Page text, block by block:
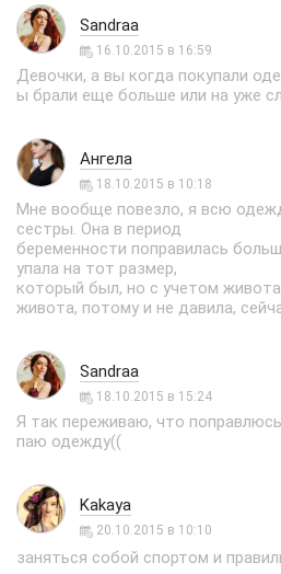
Sandraa
16.10.2015 в 16:59
Девочки, а вы когда покупали
ы брали еще больше или на уже
Ангела
18.10.2015 в 10:18
Мне вообще повезло, я всю
сестры. Она в период
беременности поправилась
упала на тот размер,
который был, но с учетом
живота, потому и не давила,
Sandraa
18.10.2015 в 15:24
Я так переживаю, что
паю одежду((
Kakaya
20.10.2015 в 10:10
заняться собой спортом и